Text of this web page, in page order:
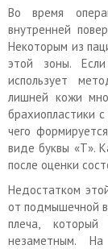
Во время
внутренней
Некоторым из
этой зоны.
использует
лишней кожи
брахиопластики
чего
виде буквы «Т».
после оценки
Недостатком
от подмышечной
плеча, который
незаметным.